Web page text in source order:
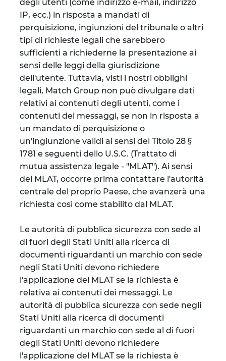
degli utenti (come indirizzo e-mail, indirizzo
IP, ecc.) in risposta a mandati di
perquisizione, ingiunzioni del tribunale o altri
tipi di richieste legali che sarebbero
sufficienti a richiederne la presentazione ai
sensi delle leggi della giurisdizione
dell'utente. Tuttavia, visti i nostri obblighi
legali, Match Group non può divulgare dati
relativi ai contenuti degli utenti, come i
contenuti dei messaggi, se non in risposta a
un mandato di perquisizione o
un'ingiunzione validi ai sensi del Titolo 28 §
1781 e seguenti dello U.S.C. (Trattato di
mutua assistenza legale - "MLAT"). Ai sensi
del MLAT, occorre prima contattare l'autorità
centrale del proprio Paese, che avanzerà una
richiesta così come stabilito dal MLAT.
Le autorità di pubblica sicurezza con sede al
di fuori degli Stati Uniti alla ricerca di
documenti riguardanti un marchio con sede
negli Stati Uniti devono richiedere
l'applicazione del MLAT se la richiesta è
relativa ai contenuti dei messaggi. Le
autorità di pubblica sicurezza con sede negli
Stati Uniti alla ricerca di documenti
riguardanti un marchio con sede al di fuori
degli Stati Uniti devono richiedere
l'applicazione del MLAT se la richiesta è